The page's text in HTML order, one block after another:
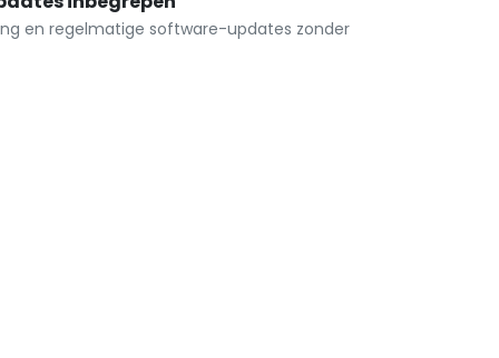
en regelmatige software-updates zonder